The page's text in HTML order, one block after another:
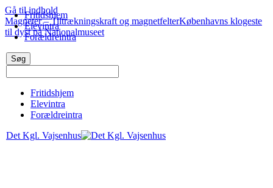
Gå til indhold
Magneter – Tiltrækningskraft og magnetfelterKøbenhavns klogeste
til dyst på Nationalmuseet
Fritidshjem
Elevintra
Forældreintra
Det Kgl. Vajsenhus
Fritidshjem
Elevintra
Forældreintra